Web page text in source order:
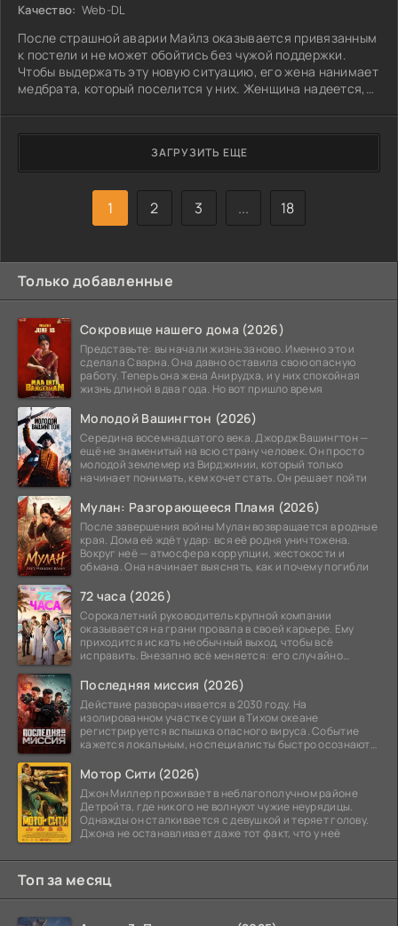
Качество: Web-DL
После страшной аварии Майлз оказывается привязанным
к постели и не может обойтись без чужой поддержки.
Чтобы выдержать эту новую ситуацию, его жена нанимает
медбрата, который поселится у них. Женщина надеется,
порядок. Но скоро становится видно: новый сотрудник
пришёл не только ради лечения. Он всё глубже
внедряется в их повседневность и поступает так, словно
намерен завладеть домом. Насколько далеко он готов
пойти, чтобы занять место,
ЗАГРУЗИТЬ ЕЩЕ
1 2 3 ... 18
Только добавленные
Сокровище нашего дома (2026)
Представьте: вы начали жизнь заново. Именно это и
сделала Сварна. Она давно оставила свою опасную
работу. Теперь она жена Анирудха, и у них спокойная
жизнь длиной в два года. Но вот пришло время
Молодой Вашингтон (2026)
Середина восемнадцатого века. Джордж Вашингтон —
ещё не знаменитый на всю страну человек. Он просто
молодой землемер из Вирджинии, который только
начинает понимать, кем хочет стать. Он решает пойти
Мулан: Разгорающееся Пламя (2026)
После завершения войны Мулан возвращается в родные
края. Дома её ждёт удар: вся её родня уничтожена.
Вокруг неё — атмосфера коррупции, жестокости и
обмана. Она начинает выяснять, как и почему погибли
72 часа (2026)
Сорокалетний руководитель крупной компании
оказывается на грани провала в своей карьере. Ему
приходится искать необычный выход, чтобы всё
исправить. Внезапно всё меняется: его случайно
Последняя миссия (2026)
Действие разворачивается в 2030 году. На
изолированном участке суши в Тихом океане
регистрируется вспышка опасного вируса. Событие
кажется локальным, но специалисты быстро осознают:
Мотор Сити (2026)
Джон Миллер проживает в неблагополучном районе
Детройта, где никого не волнуют чужие неурядицы.
Однажды он сталкивается с девушкой и теряет голову.
Джона не останавливает даже тот факт, что у неё
Топ за месяц